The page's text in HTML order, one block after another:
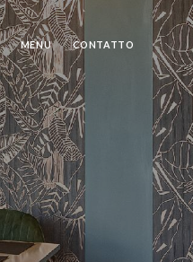
MENU CONTATTO